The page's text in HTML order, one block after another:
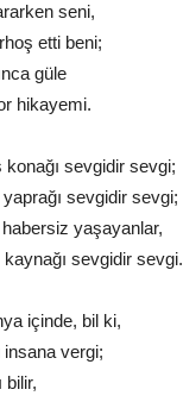
seni,
etti beni;
güle
hikayemi.
sevgidir sevgi;
sevgidir sevgi;
yaşayanlar,
kaynağı sevgidir sevgi.
içinde, bil ki,
vergi;
bilir,